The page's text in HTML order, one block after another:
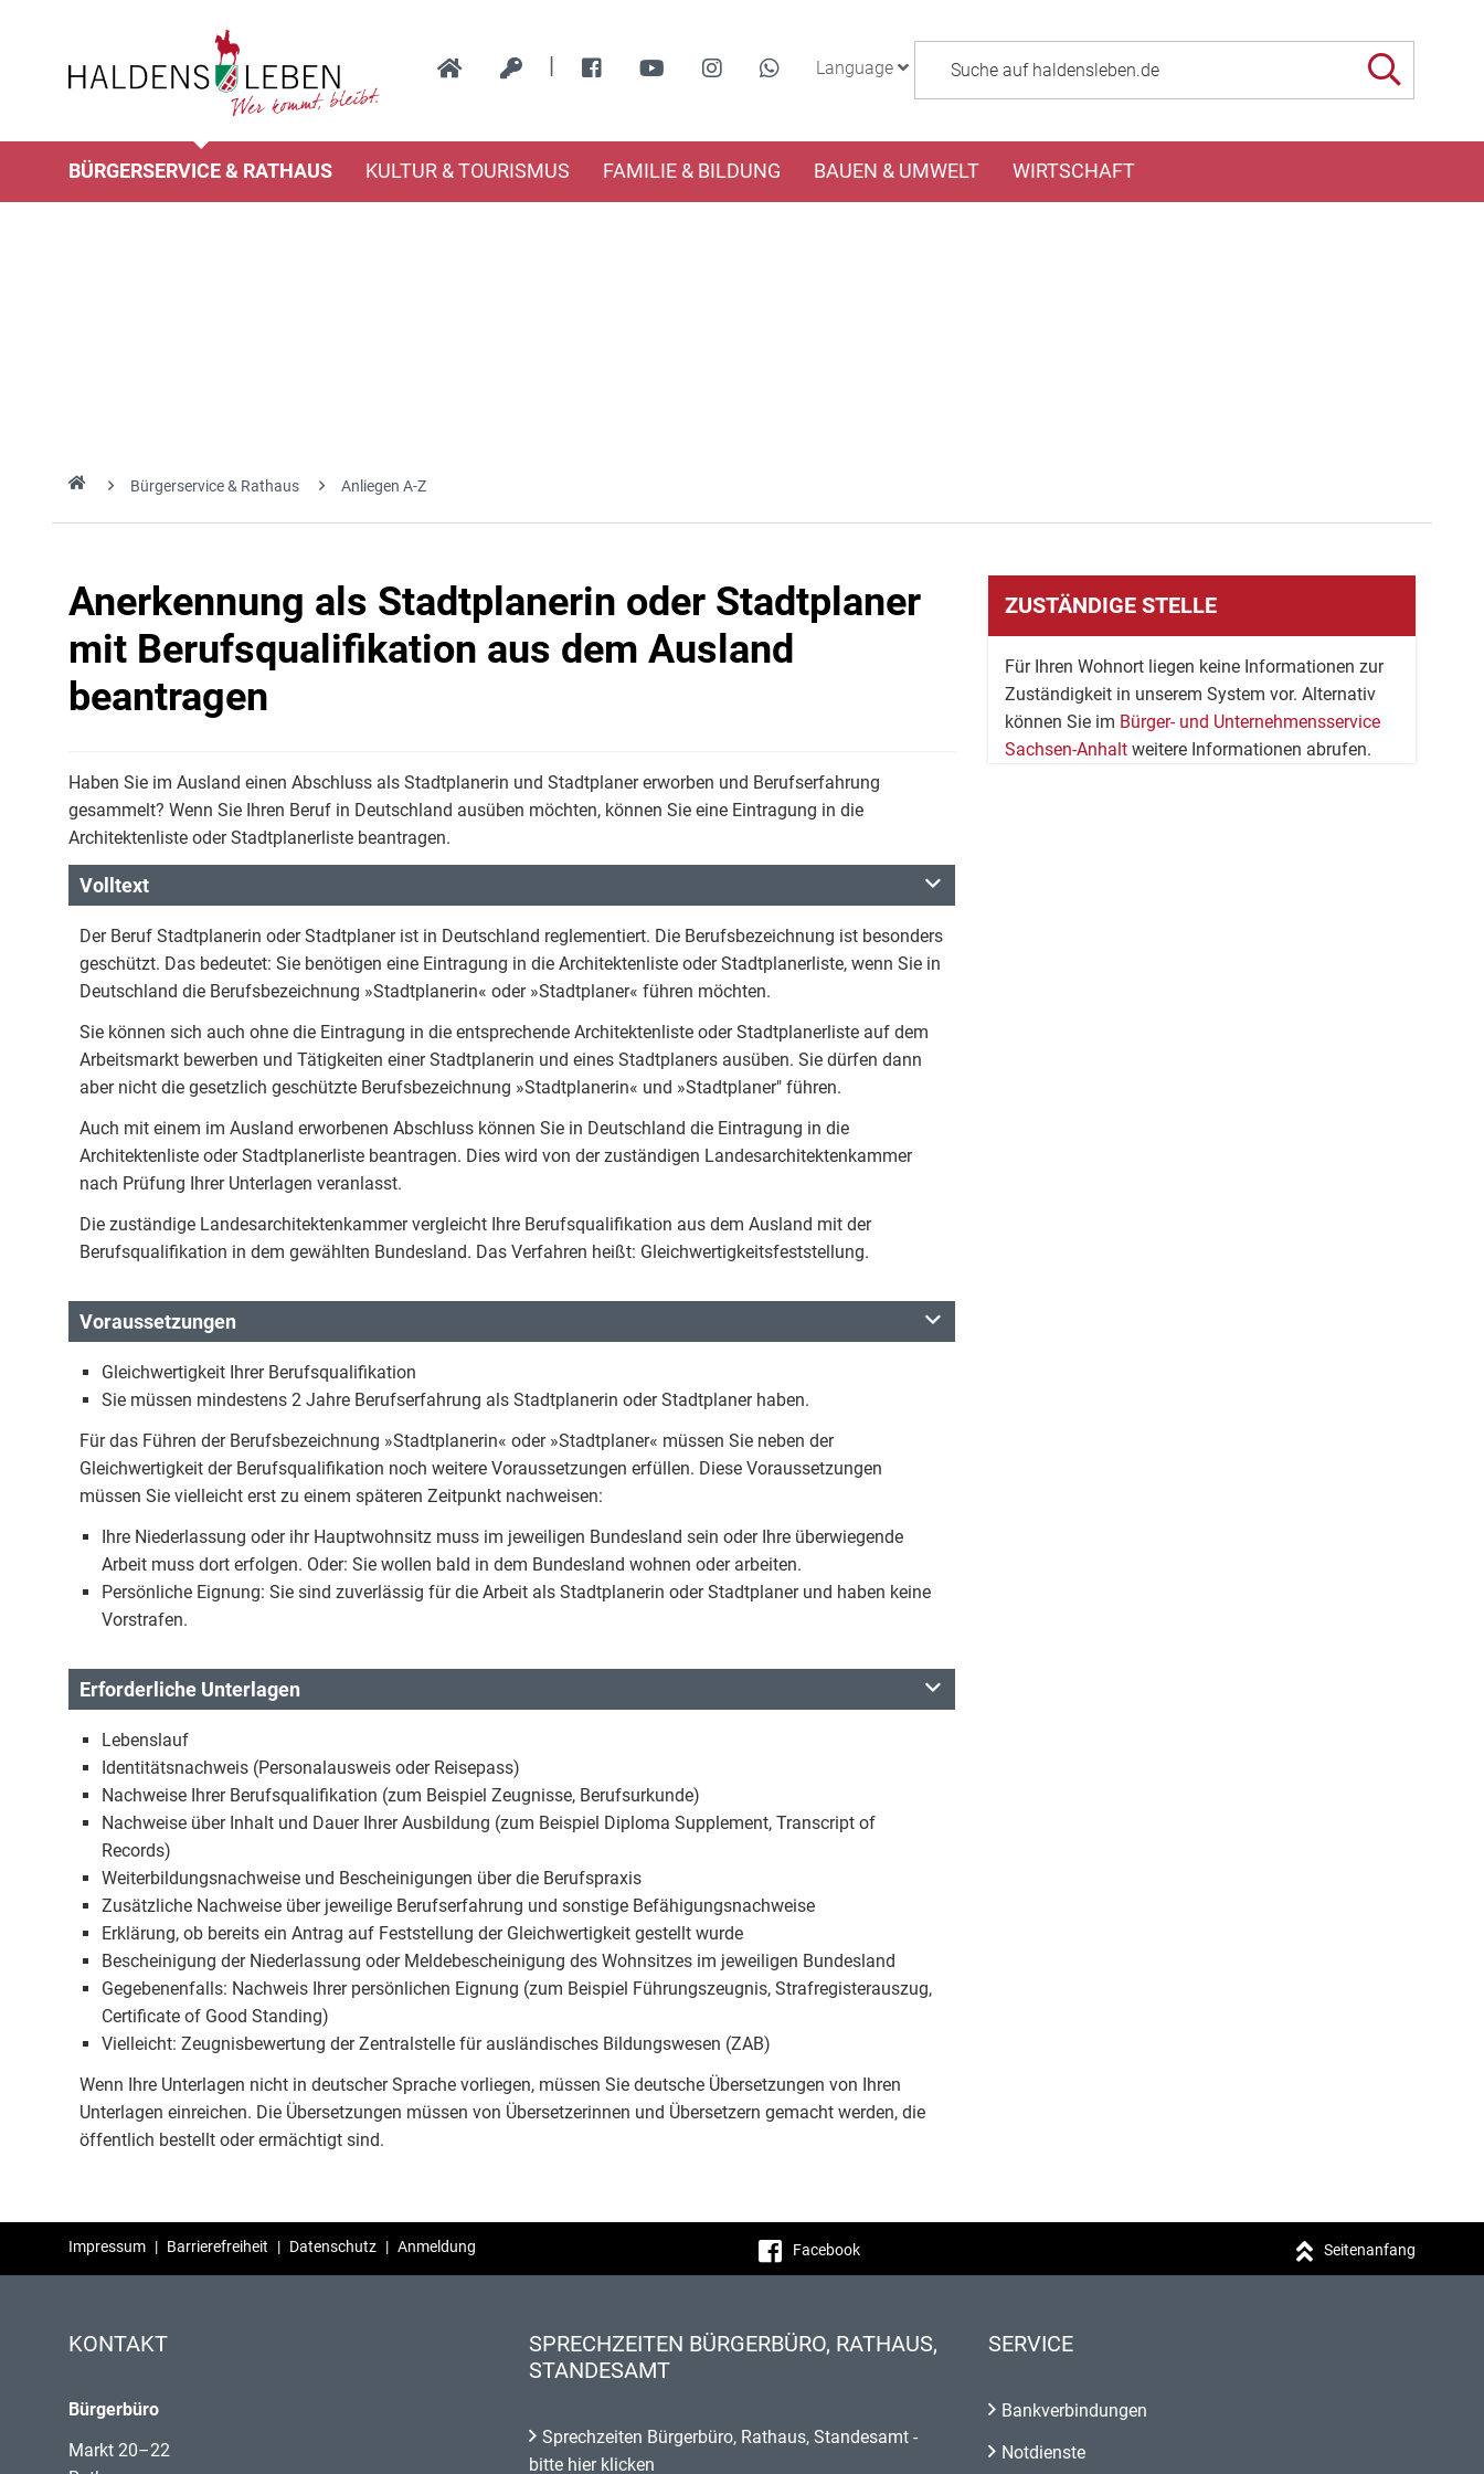
| Language
BÜRGERSERVICE & RATHAUS KULTUR & TOURISMUS FAMILIE & BILDUNG BAUEN & UMWELT WIRTSCHAFT
Bürgerservice & Rathaus Anliegen A-Z
Anerkennung als Stadtplanerin oder Stadtplaner
mit Berufsqualifikation aus dem Ausland
beantragen
Haben Sie im Ausland einen Abschluss als Stadtplanerin und Stadtplaner erworben und Berufserfahrung
gesammelt? Wenn Sie Ihren Beruf in Deutschland ausüben möchten, können Sie eine Eintragung in die
Architektenliste oder Stadtplanerliste beantragen.
Volltext
Der Beruf Stadtplanerin oder Stadtplaner ist in Deutschland reglementiert. Die Berufsbezeichnung ist besonders
geschützt. Das bedeutet: Sie benötigen eine Eintragung in die Architektenliste oder Stadtplanerliste, wenn Sie in
Deutschland die Berufsbezeichnung »Stadtplanerin« oder »Stadtplaner« führen möchten.
Sie können sich auch ohne die Eintragung in die entsprechende Architektenliste oder Stadtplanerliste auf dem
Arbeitsmarkt bewerben und Tätigkeiten einer Stadtplanerin und eines Stadtplaners ausüben. Sie dürfen dann
aber nicht die gesetzlich geschützte Berufsbezeichnung »Stadtplanerin« und »Stadtplaner" führen.
Auch mit einem im Ausland erworbenen Abschluss können Sie in Deutschland die Eintragung in die
Architektenliste oder Stadtplanerliste beantragen. Dies wird von der zuständigen Landesarchitektenkammer
nach Prüfung Ihrer Unterlagen veranlasst.
Die zuständige Landesarchitektenkammer vergleicht Ihre Berufsqualifikation aus dem Ausland mit der
Berufsqualifikation in dem gewählten Bundesland. Das Verfahren heißt: Gleichwertigkeitsfeststellung.
Voraussetzungen
Gleichwertigkeit Ihrer Berufsqualifikation
Sie müssen mindestens 2 Jahre Berufserfahrung als Stadtplanerin oder Stadtplaner haben.
Für das Führen der Berufsbezeichnung »Stadtplanerin« oder »Stadtplaner« müssen Sie neben der
Gleichwertigkeit der Berufsqualifikation noch weitere Voraussetzungen erfüllen. Diese Voraussetzungen
müssen Sie vielleicht erst zu einem späteren Zeitpunkt nachweisen:
Ihre Niederlassung oder ihr Hauptwohnsitz muss im jeweiligen Bundesland sein oder Ihre überwiegende
Arbeit muss dort erfolgen. Oder: Sie wollen bald in dem Bundesland wohnen oder arbeiten.
Persönliche Eignung: Sie sind zuverlässig für die Arbeit als Stadtplanerin oder Stadtplaner und haben keine
Vorstrafen.
Erforderliche Unterlagen
Lebenslauf
Identitätsnachweis (Personalausweis oder Reisepass)
Nachweise Ihrer Berufsqualifikation (zum Beispiel Zeugnisse, Berufsurkunde)
Nachweise über Inhalt und Dauer Ihrer Ausbildung (zum Beispiel Diploma Supplement, Transcript of
Records)
Weiterbildungsnachweise und Bescheinigungen über die Berufspraxis
Zusätzliche Nachweise über jeweilige Berufserfahrung und sonstige Befähigungsnachweise
Erklärung, ob bereits ein Antrag auf Feststellung der Gleichwertigkeit gestellt wurde
Bescheinigung der Niederlassung oder Meldebescheinigung des Wohnsitzes im jeweiligen Bundesland
Gegebenenfalls: Nachweis Ihrer persönlichen Eignung (zum Beispiel Führungszeugnis, Strafregisterauszug,
Certificate of Good Standing)
Vielleicht: Zeugnisbewertung der Zentralstelle für ausländisches Bildungswesen (ZAB)
Wenn Ihre Unterlagen nicht in deutscher Sprache vorliegen, müssen Sie deutsche Übersetzungen von Ihren
Unterlagen einreichen. Die Übersetzungen müssen von Übersetzerinnen und Übersetzern gemacht werden, die
öffentlich bestellt oder ermächtigt sind.
ZUSTÄNDIGE STELLE
Für Ihren Wohnort liegen keine Informationen zur
Zuständigkeit in unserem System vor. Alternativ
können Sie im Bürger- und Unternehmensservice
Sachsen-Anhalt weitere Informationen abrufen.
Impressum | Barrierefreiheit | Datenschutz | Anmeldung Facebook Seitenanfang
KONTAKT
Bürgerbüro
Markt 20–22
SPRECHZEITEN BÜRGERBÜRO, RATHAUS,
STANDESAMT
Sprechzeiten Bürgerbüro, Rathaus, Standesamt -
bitte hier klicken
SERVICE
Bankverbindungen
Notdienste